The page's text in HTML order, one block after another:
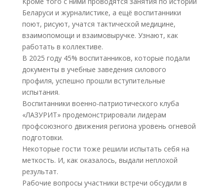
Беларуси и журналистике, а ещё воспитанники
поют, рисуют, учатся тактической медицине,
взаимопомощи и взаимовыручке. Узнают, как
работать в коллективе.
В 2025 году 45% воспитанников, которые подали
документы в учебные заведения силового
профиля, успешно прошли вступительные
испытания.
Воспитанники военно-патриотического клуба
«ЛАЗУРИТ» продемонстрировали лидерам
профсоюзного движения региона уровень огневой
подготовки.
Некоторые гости тоже решили испытать себя на
меткость. И, как оказалось, выдали неплохой
результат.
Рабочие вопросы участники встречи обсудили в